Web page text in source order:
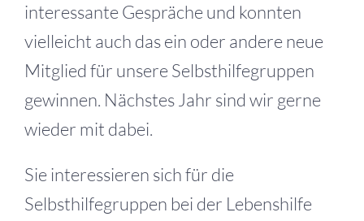
interessante Gespräche und konnten
vielleicht auch das ein oder andere neue
Mitglied für unsere Selbsthilfegruppen
gewinnen. Nächstes Jahr sind wir gerne
wieder mit dabei.
Sie interessieren sich für die
Selbsthilfegruppen bei der Lebenshilfe